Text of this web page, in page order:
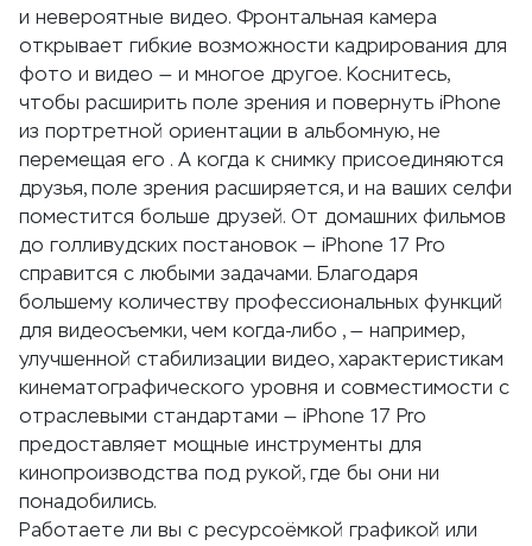
и невероятные видео. Фронтальная камера
открывает гибкие возможности кадрирования для
фото и видео — и многое другое. Коснитесь,
чтобы расширить поле зрения и повернуть iPhone
из портретной ориентации в альбомную, не
перемещая его . А когда к снимку присоединяются
друзья, поле зрения расширяется, и на ваших селфи
поместится больше друзей. От домашних фильмов
до голливудских постановок — iPhone 17 Pro
справится с любыми задачами. Благодаря
большему количеству профессиональных функций
для видеосъемки, чем когда-либо , — например,
улучшенной стабилизации видео, характеристикам
кинематографического уровня и совместимости с
отраслевыми стандартами — iPhone 17 Pro
предоставляет мощные инструменты для
кинопроизводства под рукой, где бы они ни
понадобились.
Работаете ли вы с ресурсоёмкой графикой или